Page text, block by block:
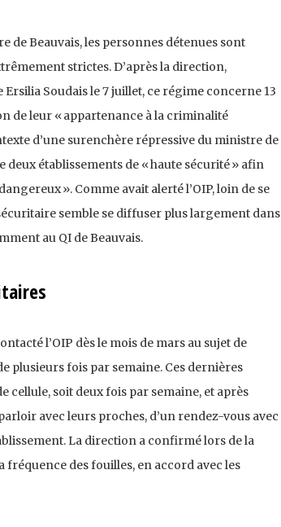
de Beauvais, les personnes détenues sont
strictes. D’après la direction,
Soudais le 7 juillet, ce régime concerne 13
de leur « appartenance à la criminalité
d’une surenchère répressive du ministre de
établissements de « haute sécurité » afin
». Comme avait alerté l’OIP, loin de se
semble se diffuser plus largement dans
au QI de Beauvais.
l’OIP dès le mois de mars au sujet de
plusieurs fois par semaine. Ces dernières
soit deux fois par semaine, et après
avec leurs proches, d’un rendez-vous avec
La direction a confirmé lors de la
fréquence des fouilles, en accord avec les